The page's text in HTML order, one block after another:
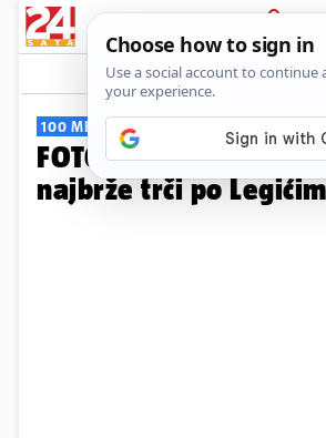
PRIJAVA
Galerija
100 METARA
FOTO Auč! Oborila
najbrže trči po